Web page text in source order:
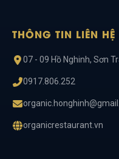
THÔNG TIN LIÊN HỆ
07 - 09 Hồ Nghinh, Sơn
0917.806.252
organicrestaurant.vn